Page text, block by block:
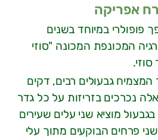
אפריקה
במיוחד בשנים
המכונפת המכונה "סוזי
גבעולים רבים, דקים
נכרכים בזריזות על כל גדר
מוציא שני עלים שעירים
פרחים הבוקעים מתוך עלי